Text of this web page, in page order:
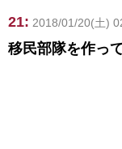
21: 2018/01/20(土)
移民部隊を作っ